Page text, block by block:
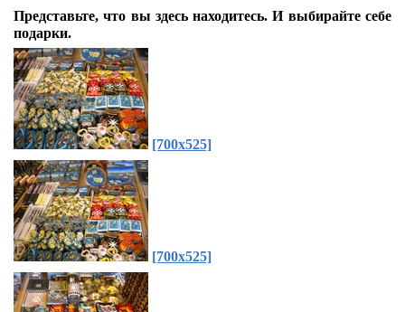
Представьте, что вы здесь находитесь. И выбирайте себе
подарки.
[700x525]
[700x525]